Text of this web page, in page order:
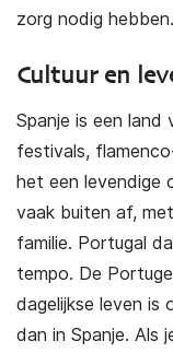
zorg nodig hebben.
Cultuur en
Spanje is een
festivals,
het een levendige
vaak buiten af,
familie. Portugal
tempo. De
dagelijkse leven is
dan in Spanje. Als